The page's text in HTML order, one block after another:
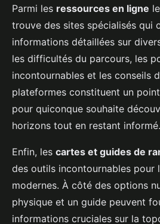
Parmi les ressources en ligne
trouve des sites spécialisés qui
informations détaillées sur
les difficultés du parcours, les
incontournables et les conseils
plateformes constituent un
pour quiconque souhaite
horizons tout en restant informé.
Enfin, les cartes et guides de
des outils incontournables pour
modernes. À côté des options
physique et un guide peuvent
informations cruciales sur la